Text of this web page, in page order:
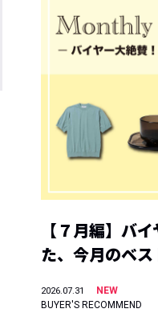
【７月編】バ
た、今月のベス
2026.07.31
NEW
BUYER'S RECOMMEND